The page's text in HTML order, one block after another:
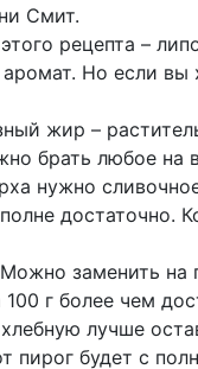
Смит.
рецепта –
Но если вы
жир –
брать любое
нужно
достаточно.
заменить на
г более чем
лучше
пирог будет с